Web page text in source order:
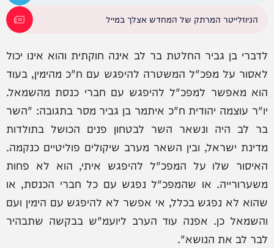
הניוזלייטר המרתק של המחדש אצלך במייל
לדברי בן גביר החלטת בר לב אינה חוקתית והוא אינו יכול
לאסור על מפכ"ל המשטרה להיפגש עם ח"כ מהימין, בעוד
הוא מאפשר למפכ"ל להיפגש עם חברי כנסת מהשמאל.
יו"ר עוצמה יהודית ח"כ איתמר בן גביר מסר בתגובה: "השר
בר לב היה ונשאר השר לבטחון פנים הכושל בתולדות
מדינת ישראל, ובין השאר מערב שיקולים פוליטיים כנקמה.
האיסור שלו על המפכ"ל להיפגש איתי, הוא לא פחות
משערורייה. או שהמפכ"ל נפגש עם כל חברי הכנסת, או
שהוא לא נפגש בכלל, אי אפשר לא להיפגש עם הימין ועם
והשמאל כן. אפנה עוד הערב ליועמ"ש בבקשה שתבהיר
לבר לב את הנושא".